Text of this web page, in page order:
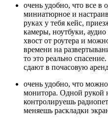
очень удобно, что все в
миниатюрное и
руках у тебя кейс,
камеры, ноутбуки,
хвост от роутера и
времени на
то это реально
сдают в почасовую
очень удобно, что
монитора. Одной рукой
контролируешь
меняешь раскладки